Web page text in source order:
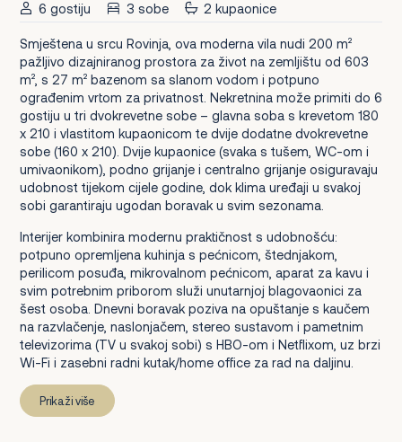
6 gostiju 3 sobe 2 kupaonice
Smještena u srcu Rovinja, ova moderna vila nudi 200 m²
pažljivo dizajniranog prostora za život na zemljištu od 603
m², s 27 m² bazenom sa slanom vodom i potpuno
ograđenim vrtom za privatnost. Nekretnina može primiti do 6
gostiju u tri dvokrevetne sobe – glavna soba s krevetom 180
x 210 i vlastitom kupaonicom te dvije dodatne dvokrevetne
sobe (160 x 210). Dvije kupaonice (svaka s tušem, WC-om i
umivaonikom), podno grijanje i centralno grijanje osiguravaju
udobnost tijekom cijele godine, dok klima uređaji u svakoj
sobi garantiraju ugodan boravak u svim sezonama.
Interijer kombinira modernu praktičnost s udobnošću:
potpuno opremljena kuhinja s pećnicom, štednjakom,
perilicom posuđa, mikrovalnom pećnicom, aparat za kavu i
svim potrebnim priborom služi unutarnjoj blagovaonici za
šest osoba. Dnevni boravak poziva na opuštanje s kaučem
na razvlačenje, naslonjačem, stereo sustavom i pametnim
televizorima (TV u svakoj sobi) s HBO-om i Netflixom, uz brzi
Wi-Fi i zasebni radni kutak/home office za rad na daljinu.
Prikaži više